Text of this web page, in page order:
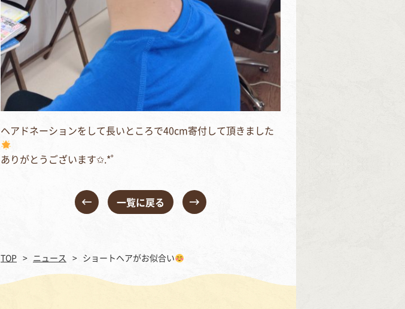
ヘアドネーションをして長いところで40cm寄付して頂きました
ありがとうございます✩.*˚
一覧に戻る
TOP ニュース ショートヘアがお似合い